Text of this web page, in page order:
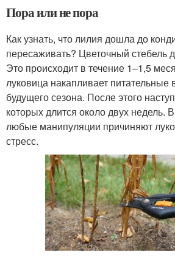
Пора или не пора
Как узнать, что лилия дошла до
пересаживать? Цветочный стебель
Это происходит в течение 1–1,5
луковица накапливает питательные
будущего сезона. После этого
которых длится около двух недель.
любые манипуляции причиняют
стресс.